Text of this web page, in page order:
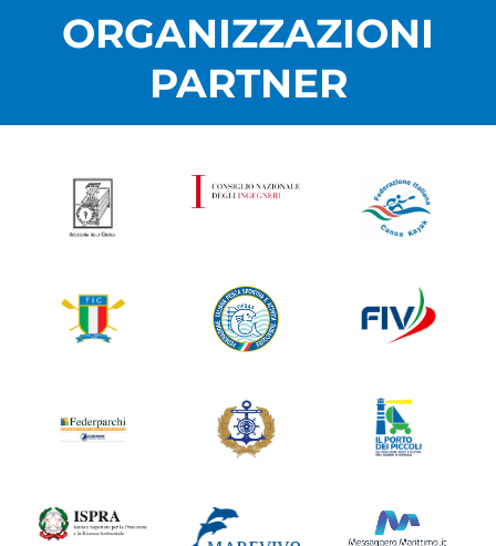
ORGANIZZAZIONI
PARTNER